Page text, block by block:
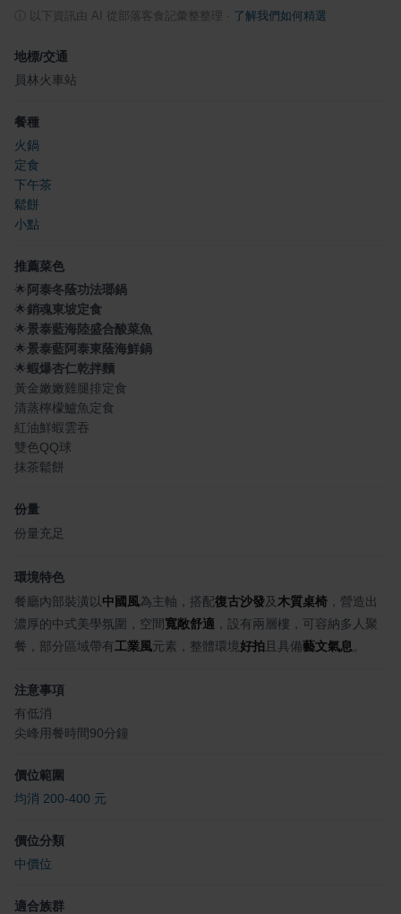
ⓘ 以下資訊由 AI 從部落客食記彙整整理 了解我們如何精選
地標/交通
員林火車站
餐種
火鍋
定食
下午茶
鬆餅
小點
推薦菜色
🌟阿泰冬蔭功法瑯鍋
🌟銷魂東坡定食
🌟景泰藍海陸盛合酸菜魚
🌟景泰藍阿泰東蔭海鮮鍋
🌟蝦爆杏仁乾拌麵
黃金嫩嫩雞腿排定食
清蒸檸檬鱸魚定食
紅油鮮蝦雲吞
雙色QQ球
抹茶鬆餅
份量
份量充足
環境特色
餐廳內部裝潢以中國風為主軸，搭配復古沙發及 木質桌椅 ，營造出
濃厚的中式美學氛圍，空間寬敞舒適 ，設有兩層樓，可容納多人聚
餐，部分區域帶有 工業風元素，整體環境好拍 且具備藝文氣息
注意事項
有低消
尖峰用餐時間90分鐘
價位範圍
均消 200-400 元
價位分類
中價位
適合族群